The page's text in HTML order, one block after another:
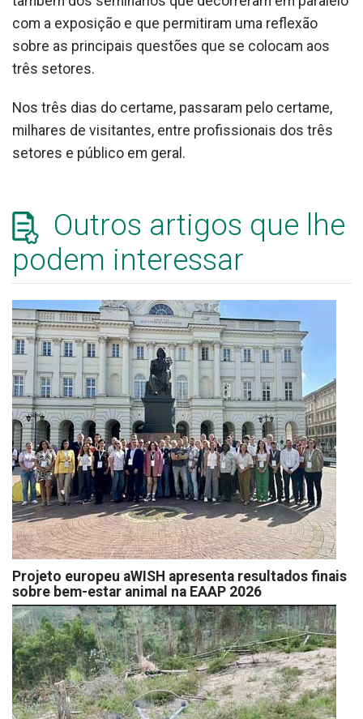
com a exposição e que permitiram uma reflexão
sobre as principais questões que se colocam aos
três setores.
Nos três dias do certame, passaram pelo certame,
milhares de visitantes, entre profissionais dos três
setores e público em geral.
Outros artigos que lhe
podem interessar
Projeto europeu aWISH apresenta resultados finais
sobre bem-estar animal na EAAP 2026